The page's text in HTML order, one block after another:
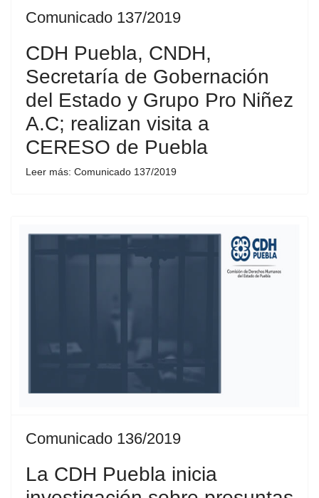
Comunicado 137/2019
CDH Puebla, CNDH,
Secretaría de Gobernación
del Estado y Grupo Pro Niñez
A.C; realizan visita a
CERESO de Puebla
Leer más: Comunicado 137/2019
Comunicado 136/2019
La CDH Puebla inicia